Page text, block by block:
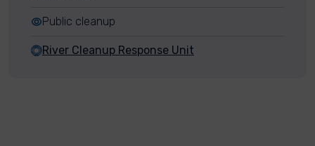
Public cleanup
River Cleanup Response Unit